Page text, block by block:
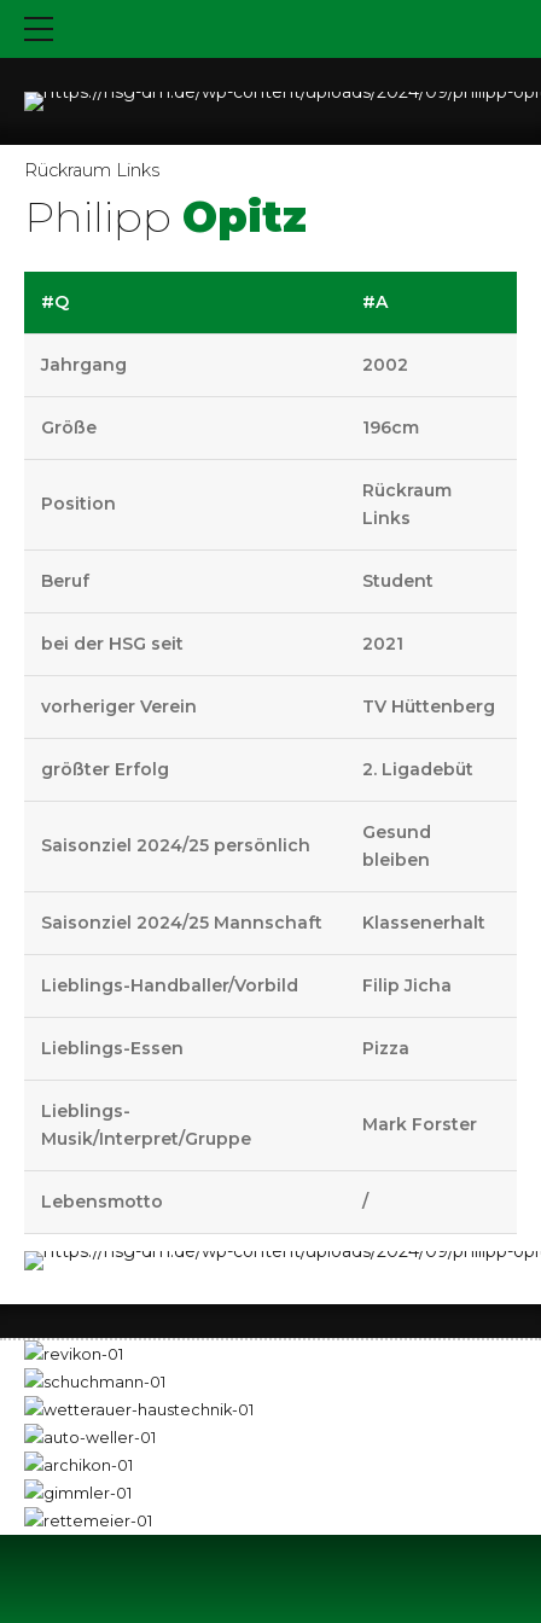
Rückraum Links
Philipp Opitz
#Q #A
Jahrgang 2002
Größe 196cm
Position
Rückraum
Links
Beruf Student
bei der HSG seit 2021
vorheriger Verein TV Hüttenberg
größter Erfolg 2. Ligadebüt
Saisonziel 2024/25 persönlich
Gesund
bleiben
Saisonziel 2024/25 Mannschaft Klassenerhalt
Lieblings-Handballer/Vorbild Filip Jicha
Lieblings-Essen Pizza
Lieblings-
Musik/Interpret/Gruppe
Mark Forster
Lebensmotto /